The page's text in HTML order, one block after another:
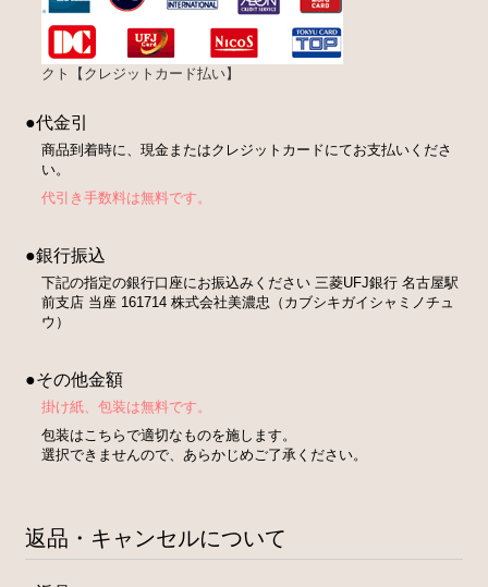
クト【クレジットカード払い】
●代金引
商品到着時に、現金またはクレジットカードにてお支払いくださ
い。
代引き手数料は無料です。
●銀行振込
下記の指定の銀行口座にお振込みください 三菱UFJ銀行 名古屋駅
前支店 当座 161714 株式会社美濃忠（カブシキガイシャミノチュ
ウ）
●その他金額
掛け紙、包装は無料です。
包装はこちらで適切なものを施します。
選択できませんので、あらかじめご了承ください。
返品・キャンセルについて